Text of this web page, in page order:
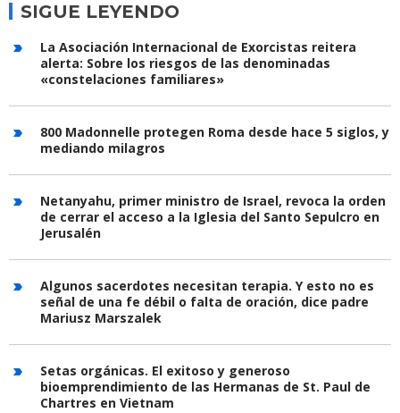
SIGUE LEYENDO
La Asociación Internacional de Exorcistas reitera
alerta: Sobre los riesgos de las denominadas
«constelaciones familiares»
800 Madonnelle protegen Roma desde hace 5 siglos, y
mediando milagros
Netanyahu, primer ministro de Israel, revoca la orden
de cerrar el acceso a la Iglesia del Santo Sepulcro en
Jerusalén
Algunos sacerdotes necesitan terapia. Y esto no es
señal de una fe débil o falta de oración, dice padre
Mariusz Marszalek
Setas orgánicas. El exitoso y generoso
bioemprendimiento de las Hermanas de St. Paul de
Chartres en Vietnam